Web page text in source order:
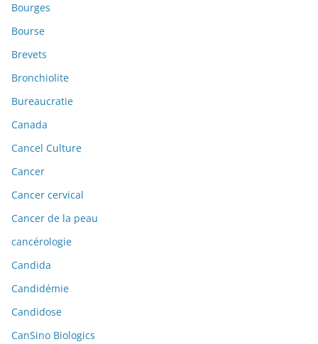
Bourges
Bourse
Brevets
Bronchiolite
Bureaucratie
Canada
Cancel Culture
Cancer
Cancer cervical
Cancer de la peau
cancérologie
Candida
Candidémie
Candidose
CanSino Biologics